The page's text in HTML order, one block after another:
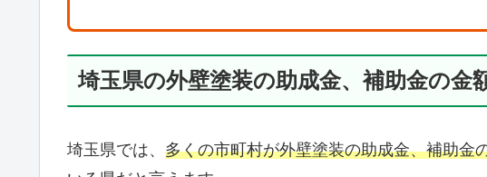
埼玉県の外壁塗装の助成金、補助金の金
埼玉県では、 多くの市町村が外壁塗装の助成金、補助金